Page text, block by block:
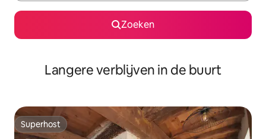
Zoeken
Langere verblijven in de buurt
Superhost
Superhost